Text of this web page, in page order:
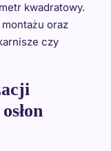
kwadratowy.
oraz
czy